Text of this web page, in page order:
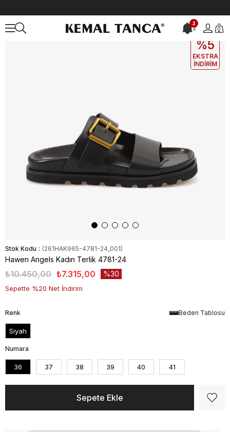
2
2 0
EKLE5
%5
EKSTRA
İNDİRİM
Stok Kodu (261HAK965-4781-24_001)
Hawen Angels Kadın Terlik 4781-24
₺10.450,00 ₺7.315,00 30
Sepette %20 Net İndirim
Beden Tablosu
Renk
Siyah
Numara
36 37 38 39 40 41